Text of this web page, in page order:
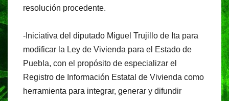
resolución procedente.
-Iniciativa del diputado Miguel Trujillo de Ita para
modificar la Ley de Vivienda para el Estado de
Puebla, con el propósito de especializar el
Registro de Información Estatal de Vivienda como
herramienta para integrar, generar y difundir